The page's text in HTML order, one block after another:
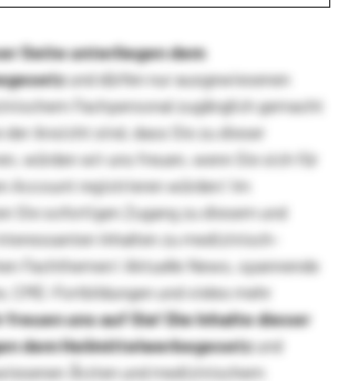
Seite unterliegen dem
und dürfen nur ausgewiesenen
Fachpersonal zugänglich gemacht
der Ansicht sind, dass Sie zu dieser
würden wir uns freuen, wenn Sie sich für
Account registrieren würden! Im
Sie sofortigen Zugang zu diesem und
Inhalten zu medizinisch-
Fachthemen! Aktuelle News, spannende
CME-Fortbildungen und vieles mehr
freuen uns auf Sie!Die Inhalte dieser
dem Heilmittelwerbegesetzund
Ärzten und medizinischem